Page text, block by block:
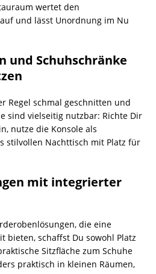
wertet den
und lässt Unordnung im Nu
und Schuhschränke
Regel schmal geschnitten und
sind vielseitig nutzbar: Richte Dir
nutze die Konsole als
stilvollen Nachttisch mit Platz für
mit integrierter
die eine
bieten, schaffst Du sowohl Platz
Sitzfläche zum Schuhe
praktisch in kleinen Räumen,